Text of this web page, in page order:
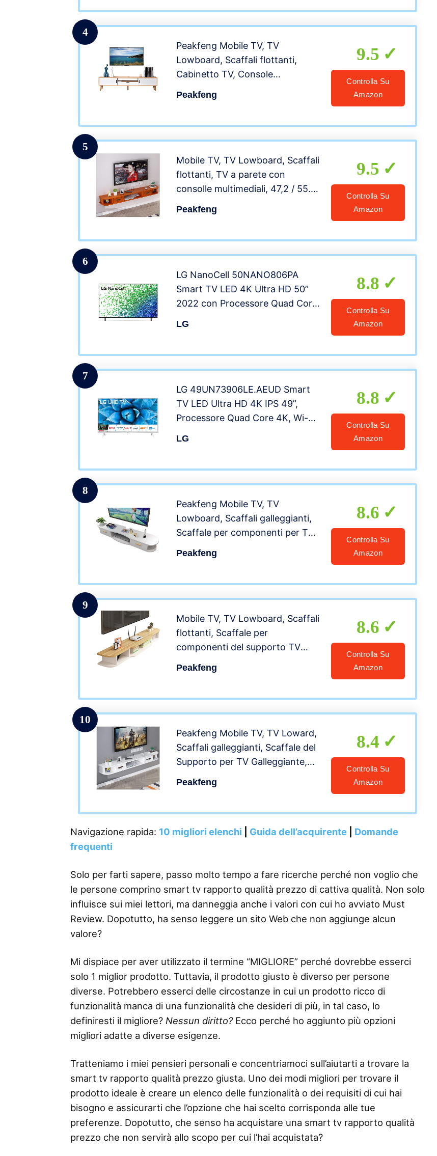
4
Peakfeng Mobile TV, TV
Lowboard, Scaffali flottanti,
Cabinetto TV, Console
in bambù Naturale, Non ha Un
Peakfeng
9.5
Controlla Su
Amazon
5
Mobile TV, TV Lowboard, Scaffali
flottanti, TV a parete con
consolle multimediali, 47,2 / 55.1 /
Camera da letto in legno
Peakfeng
9.5
Controlla Su
Amazon
6
LG NanoCell 50NANO806PA
Smart TV LED 4K Ultra HD 50”
2022 con Processore Quad Core
LG
8.8
Controlla Su
Amazon
7
LG 49UN73906LE.AEUD Smart
TV LED Ultra HD 4K IPS 49”,
Processore Quad Core 4K, Wi-Fi,
LG
8.8
Controlla Su
Amazon
8
Peakfeng Mobile TV, TV
Lowboard, Scaffali galleggianti,
Scaffale per componenti per TV
Parete, 100/120 / 140/150 cm
Peakfeng
8.6
Controlla Su
Amazon
9
Mobile TV, TV Lowboard, Scaffali
flottanti, Scaffale per
componenti del supporto TV
Video Console Media Media
Peakfeng
8.6
Controlla Su
Amazon
10
Peakfeng Mobile TV, TV Loward,
Scaffali galleggianti, Scaffale del
Supporto per TV Galleggiante,
cm Console multimediale a
Peakfeng
8.4
Controlla Su
Amazon
Navigazione rapida: 10 migliori elenchi Guida dell’acquirente
Domande
frequenti
Solo per farti sapere, passo molto tempo a fare ricerche perché non voglio che
le persone comprino smart tv rapporto qualità prezzo di cattiva qualità. Non solo
influisce sui miei lettori, ma danneggia anche i valori con cui ho avviato Must
Review. Dopotutto, ha senso leggere un sito Web che non aggiunge alcun
valore?
Mi dispiace per aver utilizzato il termine “MIGLIORE” perché dovrebbe esserci
solo 1 miglior prodotto. Tuttavia, il prodotto giusto è diverso per persone
diverse. Potrebbero esserci delle circostanze in cui un prodotto ricco di
funzionalità manca di una funzionalità che desideri di più, in tal caso, lo
definiresti il ​​migliore? Nessun diritto?Ecco perché ho aggiunto più opzioni
migliori adatte a diverse esigenze.
Tratteniamo i miei pensieri personali e concentriamoci sull’aiutarti a trovare la
smart tv rapporto qualità prezzo giusta. Uno dei modi migliori per trovare il
prodotto ideale è creare un elenco delle funzionalità o dei requisiti di cui hai
bisogno e assicurarti che l’opzione che hai scelto corrisponda alle tue
preferenze. Dopotutto, che senso ha acquistare una smart tv rapporto qualità
prezzo che non servirà allo scopo per cui l’hai acquistata?